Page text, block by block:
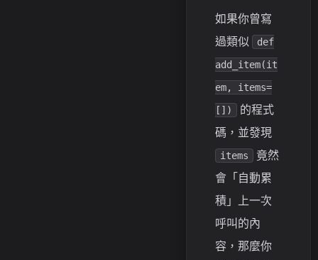
如果你曾寫
過類似
def
add_item(it
em, items=
[])
的程式
碼，並發現
items
竟然
會「自動累
積」上一次
呼叫的內
容，那麼你